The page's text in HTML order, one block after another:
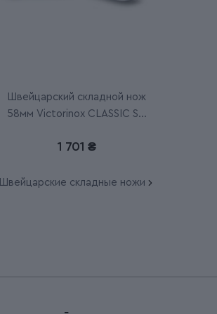
Швейцарский складной нож
58мм Victorinox CLASSIC SD
1 701 ₴
Швейцарские складные ножи